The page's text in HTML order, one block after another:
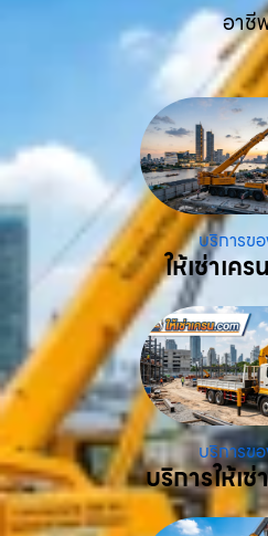
อาชี
บริการขอ
ให้เช่าเค
บริการขอ
บริการให้เ